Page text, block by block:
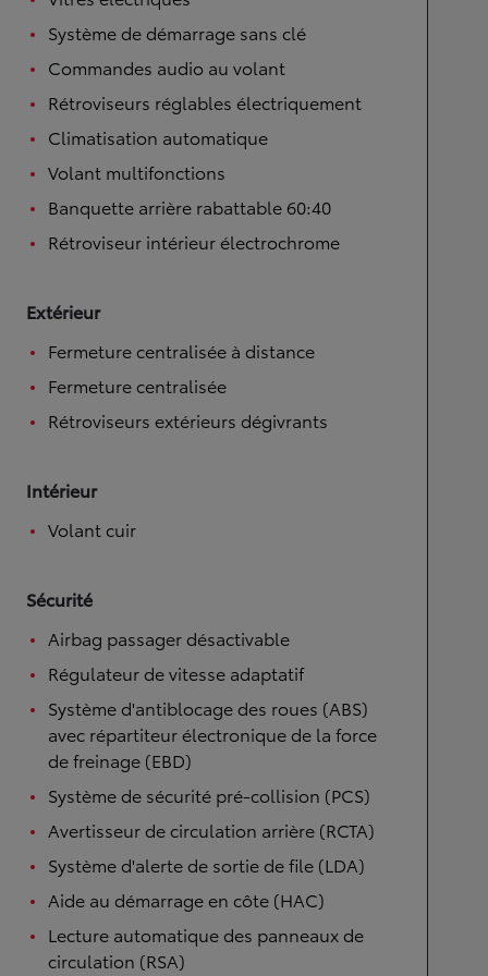
Système de démarrage sans clé
Commandes audio au volant
Rétroviseurs réglables électriquement
Climatisation automatique
Volant multifonctions
Banquette arrière rabattable 60:40
Rétroviseur intérieur électrochrome
Extérieur
Fermeture centralisée à distance
Fermeture centralisée
Rétroviseurs extérieurs dégivrants
Intérieur
Volant cuir
Sécurité
Airbag passager désactivable
Régulateur de vitesse adaptatif
Système d'antiblocage des roues (ABS)
avec répartiteur électronique de la force
de freinage (EBD)
Système de sécurité pré-collision (PCS)
Avertisseur de circulation arrière (RCTA)
Système d'alerte de sortie de file (LDA)
Aide au démarrage en côte (HAC)
Lecture automatique des panneaux de
circulation (RSA)